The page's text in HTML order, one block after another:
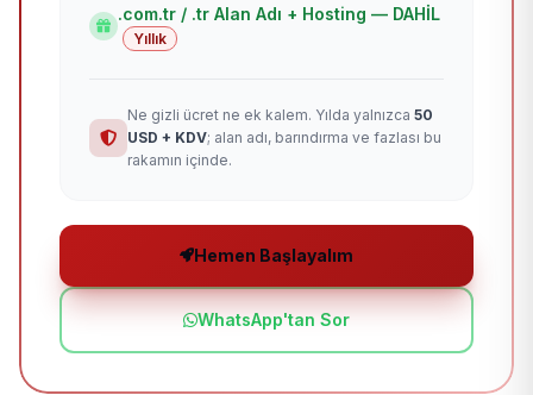
.com.tr / .tr Alan Adı + Hosting — DAHİL
Yıllık
Ne gizli ücret ne ek kalem. Yılda yalnızca 50
USD + KDV; alan adı, barındırma ve fazlası bu
rakamın içinde.
Hemen Başlayalım
WhatsApp'tan Sor